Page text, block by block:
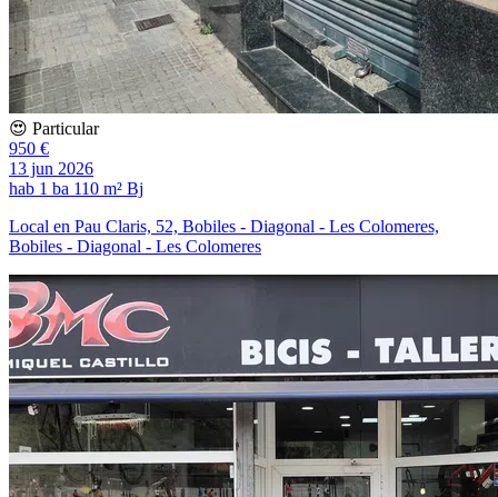
😍 Particular
950 €
13 jun 2026
hab 1 ba 110 m² Bj
Local en Pau Claris, 52, Bobiles - Diagonal - Les Colomeres,
Bobiles - Diagonal - Les Colomeres